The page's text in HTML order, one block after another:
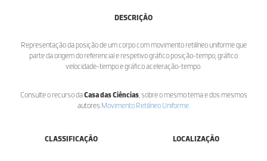
DESCRIÇÃO
Representação da posição de um corpo com movimento retilíneo uniforme que
parte da origem do referencial e respetivo gráfico posição-tempo, gráfico
velocidade-tempo e gráfico aceleração-tempo.
Consulte o recurso daCasa das Ciências, sobre o mesmo tema e dos mesmos
autores:Movimento Retilíneo Uniforme.
CLASSIFICAÇÃO LOCALIZAÇÃO